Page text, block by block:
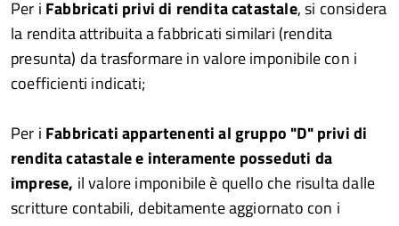
Per i Fabbricati privi di rendita catastale, si considera
la rendita attribuita a fabbricati similari (rendita
presunta) da trasformare in valore imponibile con i
coefficienti indicati;
Per i Fabbricati appartenenti al gruppo "D"privi di
rendita catastale e interamente posseduti da
imprese, il valore imponibile è quello che risulta dalle
scritture contabili, debitamente aggiornato con i